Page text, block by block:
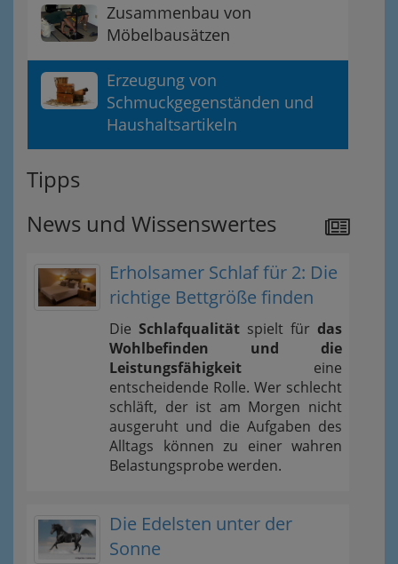
Zusammenbau von
Möbelbausätzen
Erzeugung von
Schmuckgegenständen und
Haushaltsartikeln
Tipps
News und Wissenswertes
Erholsamer Schlaf für 2: Die
richtige Bettgröße finden
Die Schlafqualität spielt für das
Wohlbefinden und die
Leistungsfähigkeit eine
entscheidende Rolle. Wer schlecht
schläft, der ist am Morgen nicht
ausgeruht und die Aufgaben des
Alltags können zu einer wahren
Belastungsprobe werden.
Die Edelsten unter der
Sonne